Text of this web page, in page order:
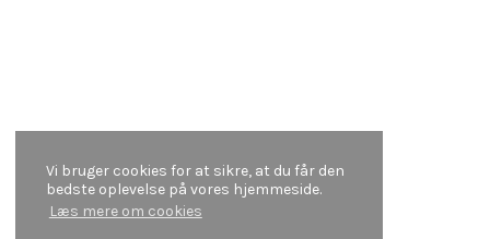
Vi bruger cookies for at sikre, at du får den
bedste oplevelse på vores hjemmeside.
Læs mere om cookies